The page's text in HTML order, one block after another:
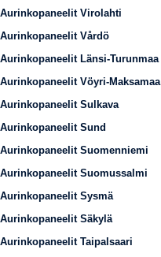
Aurinkopaneelit Virolahti
Aurinkopaneelit Vårdö
Aurinkopaneelit Länsi-Turunmaa
Aurinkopaneelit Vöyri-Maksamaa
Aurinkopaneelit Sulkava
Aurinkopaneelit Sund
Aurinkopaneelit Suomenniemi
Aurinkopaneelit Suomussalmi
Aurinkopaneelit Sysmä
Aurinkopaneelit Säkylä
Aurinkopaneelit Taipalsaari